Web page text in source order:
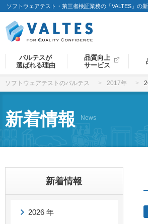
ソフトウェアテスト・第三者検証業務の「VALTES」の
バルテスが
選ばれる理由
品質向上
サービス
ソフトウェアテストのバルテス 2017年
新着情報 News
新着情報
2026 年